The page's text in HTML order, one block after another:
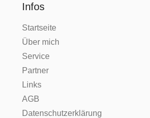
Infos
Startseite
Über mich
Service
Partner
Links
AGB
Datenschutzerklärung